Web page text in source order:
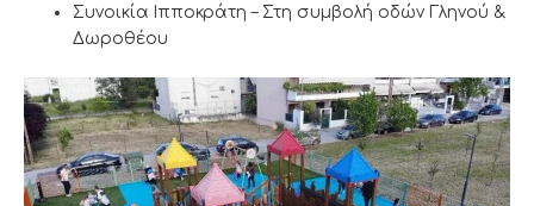
Συνοικία Ιπποκράτη – Στη συμβολή οδών Γληνού &
Δωροθέου